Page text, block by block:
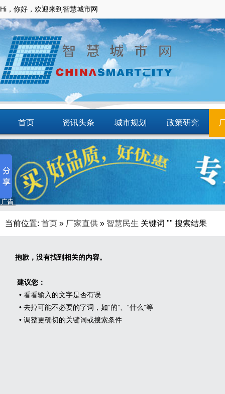
Hi，你好，欢迎来到智慧城市网
首页 资讯头条 城市规划 政策研究
智慧应用 商圈
当前位置: 首页 » 厂家直供 » 智慧民生 关键词 "" 搜索结果
抱歉，没有找到相关的内容。
建议您：
• 看看输入的文字是否有误
• 去掉可能不必要的字词，如“的”、“什么”等
• 调整更确切的关键词或搜索条件